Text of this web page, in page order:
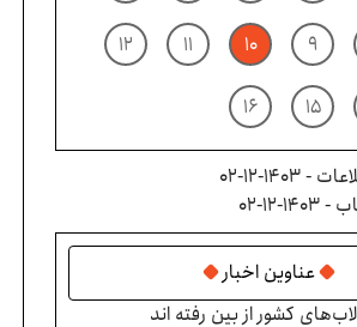
۹ ۱۰ ۱۱ ۱۲
۱۵ ۱۶
عناوین اخبار